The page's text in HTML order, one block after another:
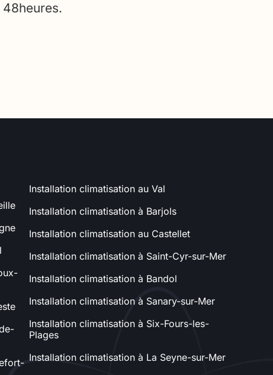
Installation climatisation au Val
Installation climatisation à Barjols
Installation climatisation au Castellet
Installation climatisation à Saint-Cyr-sur-Mer
Installation climatisation à Bandol
Installation climatisation à Sanary-sur-Mer
Installation climatisation à Six-Fours-les-
Plages
Installation climatisation à La Seyne-sur-Mer